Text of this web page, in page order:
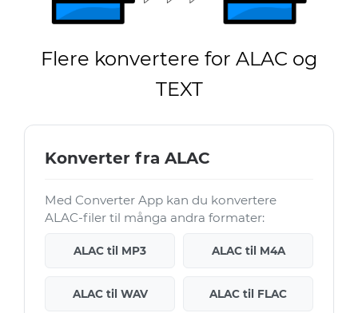
Flere konvertere for ALAC og
TEXT
Konverter fra ALAC
Med Converter App kan du konvertere
ALAC-filer til många andra formater:
ALAC til MP3 ALAC til M4A
ALAC til WAV ALAC til FLAC